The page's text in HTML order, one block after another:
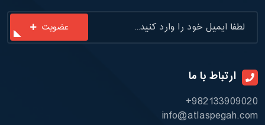
عضویت
ارتباط با ما
+982133909020
info@atlaspegah.com